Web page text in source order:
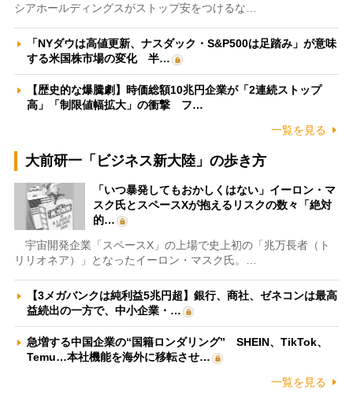
シアホールディングスがストップ安をつけるな…
「NYダウは高値更新、ナスダック・S&P500は足踏み」が意味
する米国株市場の変化 半…
【歴史的な爆騰劇】時価総額10兆円企業が「2連続ストップ
高」「制限値幅拡大」の衝撃 フ…
一覧を見る
大前研一「ビジネス新大陸」の歩き方
「いつ暴発してもおかしくはない」イーロン・マ
スク氏とスペースXが抱えるリスクの数々「絶対
的…
宇宙開発企業「スペースX」の上場で史上初の「兆万長者（ト
リリオネア）」となったイーロン・マスク氏。…
【3メガバンクは純利益5兆円超】銀行、商社、ゼネコンは最高
益続出の一方で、中小企業・…
急増する中国企業の“国籍ロンダリング” SHEIN、TikTok、
Temu…本社機能を海外に移転させ…
一覧を見る